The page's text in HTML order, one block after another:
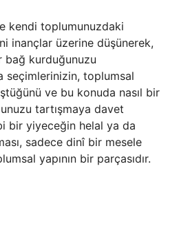
kendi toplumunuzdaki
inançlar üzerine düşünerek,
bağ kurduğunuzu
seçimlerinizin, toplumsal
ve bu konuda nasıl bir
tartışmaya davet
bir yiyeceğin helal ya da
sadece dinî bir mesele
yapının bir parçasıdır.